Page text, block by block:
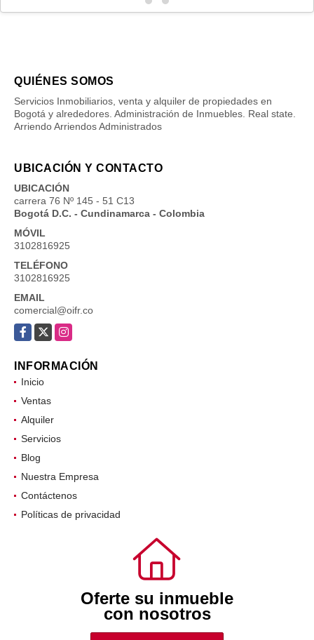
QUIÉNES SOMOS
Servicios Inmobiliarios, venta y alquiler de propiedades en
Bogotá y alrededores. Administración de Inmuebles. Real state.
Arriendo Arriendos Administrados
UBICACIÓN Y CONTACTO
UBICACIÓN
carrera 76 Nº 145 - 51 C13
Bogotá D.C. - Cundinamarca - Colombia
MÓVIL
3102816925
TELÉFONO
3102816925
EMAIL
comercial@oifr.co
INFORMACIÓN
Inicio
Ventas
Alquiler
Servicios
Blog
Nuestra Empresa
Contáctenos
Oferte su inmueble
con nosotros